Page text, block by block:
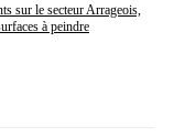
sur le secteur Arrageois,
à peindre